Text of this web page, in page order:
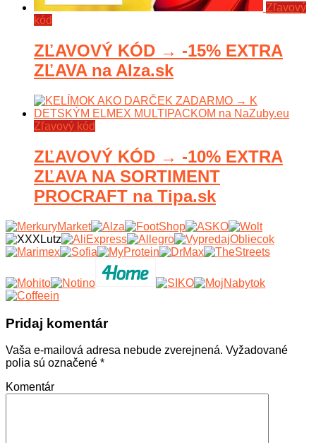
Zľavový
kód
ZĽAVOVÝ KÓD → -15% EXTRA
ZĽAVA na Alza.sk
Zľavový kód
ZĽAVOVÝ KÓD → -10% EXTRA
ZĽAVA NA SORTIMENT
PROCRAFT na Tipa.sk
Pridaj komentár
Vaša e-mailová adresa nebude zverejnená. Vyžadované
polia sú označené *
Komentár